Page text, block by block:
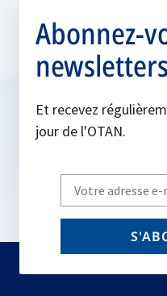
Abonnez-
newsletters
Et recevez
jour de l'OTAN.
Write
your
email